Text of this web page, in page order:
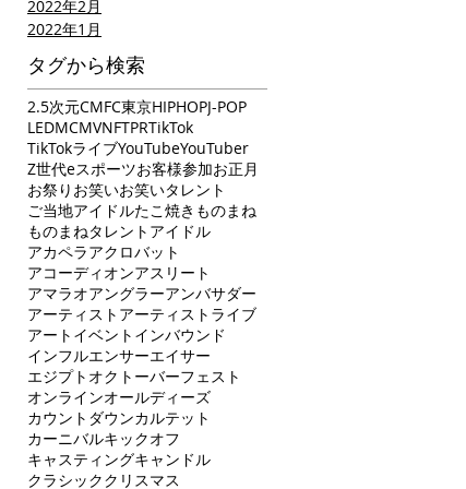
2022年2月
2022年1月
タグから検索
2.5次元CMFC東京HIPHOPJ-POP
LEDMCMVNFTPRTikTok
TikTokライブYouTubeYouTuber
Z世代eスポーツお客様参加お正月
お祭り お笑いお笑いタレント
ご当地アイドルたこ焼き ものまね
ものまねタレント アイドル
アカペラアクロバット
アコーディオンアスリート
アマラオアングラーアンバサダー
アーティスト アーティストライブ
アート イベント インバウンド
インフルエンサーエイサー
エジプト オクトーバーフェスト
オンラインオールディーズ
カウントダウンカルテット
カーニバルキックオフ
キャスティングキャンドル
クラシッククリスマス